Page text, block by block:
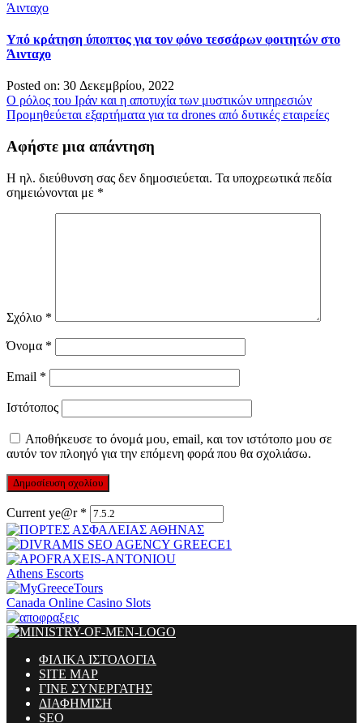
Υπό κράτηση ύποπτος για τον φόνο τεσσάρων φοιτητών στο
Άινταχο
Posted on: 30 Δεκεμβρίου, 2022
Πλοήγηση
άρθρων
Ο ρόλος του Ιράν και η αποτυχία των μυστικών υπηρεσιών
Προμηθεύεται εξαρτήματα για τα drones από δυτικές εταιρείες
Αφήστε μια απάντηση
Η ηλ. διεύθυνση σας δεν δημοσιεύεται. Τα υποχρεωτικά πεδία
σημειώνονται με *
Σχόλιο *
Όνομα *
Email *
Ιστότοπος
Αποθήκευσε το όνομά μου, email, και τον ιστότοπο μου σε
αυτόν τον πλοηγό για την επόμενη φορά που θα σχολιάσω.
Current ye@r *
Athens Escorts
Canada Online Casino Slots
ΦΙΛΙΚΑ ΙΣΤΟΛΟΓΙΑ
SITE MAP
ΓΙΝΕ ΣΥΝΕΡΓΑΤΗΣ
ΔΙΑΦΗΜΙΣΗ
SEO